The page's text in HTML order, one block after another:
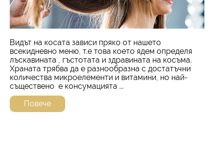
Видът на косата зависи пряко от нашето
всекидневно меню, т.е това което ядем определя
лъскавината , гъстотата и здравината на косъма.
Храната трябва да е разнообразна с достатъчни
количества микроелементи и витамини, но най-
съществено е консумацията ...
Повече